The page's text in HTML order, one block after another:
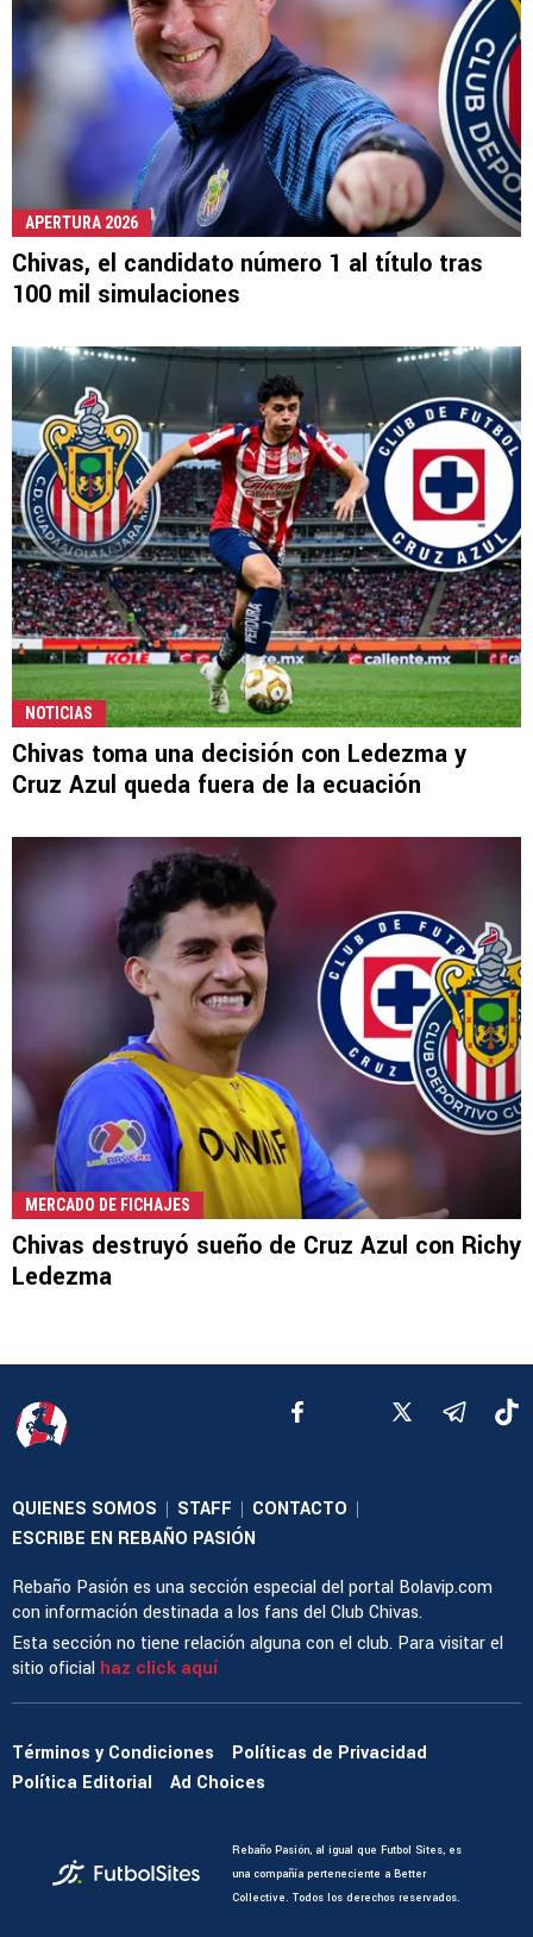
APERTURA 2026
Chivas, el candidato número 1 al título tras
100 mil simulaciones
NOTICIAS
Chivas toma una decisión con Ledezma y
Cruz Azul queda fuera de la ecuación
MERCADO DE FICHAJES
Chivas destruyó sueño de Cruz Azul con Richy
Ledezma
QUIENES SOMOS | STAFF | CONTACTO |
ESCRIBE EN REBAÑO PASIÓN
Rebaño Pasión es una sección especial del portal Bolavip.com
con información destinada a los fans del Club Chivas.
Esta sección no tiene relación alguna con el club. Para visitar el
sitio oficial haz click aquí
Términos y Condiciones
Políticas de Privacidad
Política Editorial
Ad Choices
Rebaño Pasión, al igual que Futbol Sites, es
una compañía perteneciente a Better
Collective. Todos los derechos reservados.